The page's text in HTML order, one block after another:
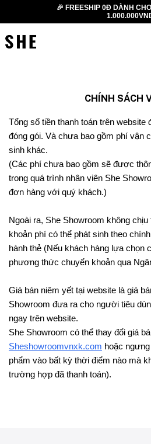
🎉 FREESHIP 0Đ DÀNH
Tổng số tiền thanh toán trên website
đóng gói. Và chưa bao gồm phí vận
sinh khác.
(Các phí chưa bao gồm sẽ được
trong quá trình nhân viên She
đơn hàng với quý khách.)
Ngoài ra, She Showroom không
khoản phí có thể phát sinh theo
hành thẻ (Nếu khách hàng lựa chọn
phương thức chuyển khoản qua
Giá bán niêm yết tại website là giá
Showroom đưa ra cho người tiêu
ngay trên website.
She Showroom có thể thay đổi giá
Sheshowroomvnxk.com hoặc
phẩm vào bất kỳ thời điểm nào mà
trường hợp đã thanh toán).
CHÍNH SÁCH